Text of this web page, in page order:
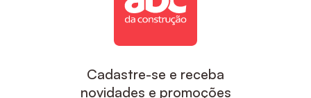
Cadastre-se e receba
novidades e promoções